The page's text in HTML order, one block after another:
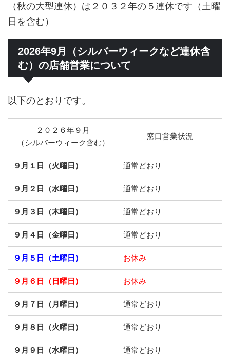
（秋の大型連休）は２０３２年の５連休です（土曜
日を含む）
2026年9月（シルバーウィークなど連休含
む）の店舗営業について
以下のとおりです。
２０２６年９月
（シルバーウィーク含む）
窓口営業状況
９月１日（火曜日） 通常どおり
９月２日（水曜日） 通常どおり
９月３日（木曜日） 通常どおり
９月４日（金曜日） 通常どおり
９月５日（土曜日） お休み
９月６日（日曜日） お休み
９月７日（月曜日） 通常どおり
９月８日（火曜日） 通常どおり
９月９日（水曜日） 通常どおり